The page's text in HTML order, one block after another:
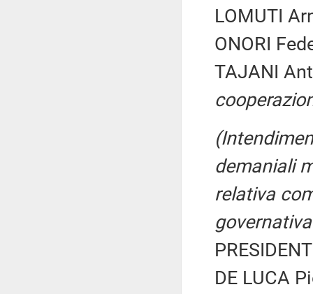
LOMUTI
ONORI
TAJANI
demaniali
relativa
DE LUCA